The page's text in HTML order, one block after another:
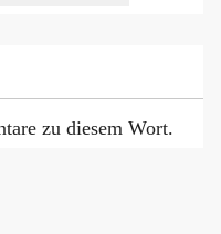
zu diesem Wort.